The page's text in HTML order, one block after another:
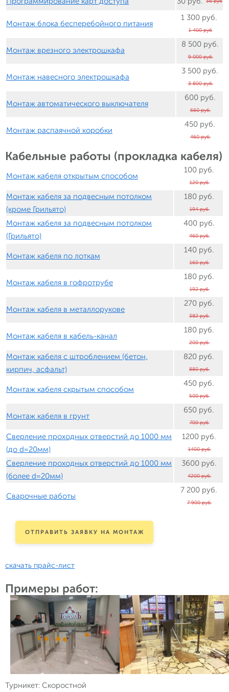
Монтаж блока бесперебойного питания
1 300 руб.
1 400 руб
Монтаж врезного электрошкафа
8 500 руб.
9 000 руб.
Монтаж навесного электрошкафа
3 500 руб.
3 800 руб.
Монтаж автоматического выключателя
600 руб.
660 руб.
Монтаж распаячной коробки
450 руб.
460 руб.
Кабельные работы (прокладка кабеля)
Монтаж кабеля открытым способом
100 руб.
120 руб.
Монтаж кабеля за подвесным потолком
(кроме Грильято)
180 руб.
194 руб.
Монтаж кабеля за подвесным потолком
(Грильято)
400 руб.
460 руб.
Монтаж кабеля по лоткам
140 руб.
160 руб.
Монтаж кабеля в гофротрубе
180 руб.
192 руб.
Монтаж кабеля в металлорукове
270 руб.
382 руб.
Монтаж кабеля в кабель-канал
180 руб.
200 руб.
Монтаж кабеля с штроблением (бетон,
кирпич, асфальт)
820 руб.
880 руб.
Монтаж кабеля скрытым способом
450 руб.
500 руб.
Монтаж кабеля в грунт
650 руб.
700 руб.
Сверление проходных отверстий до 1000 мм
(до d=20мм)
1200 руб.
1400 руб.
Сверление проходных отверстий до 1000 мм
(более d=20мм)
3600 руб.
4200 руб.
Сварочные работы
7 200 руб.
7 900 руб.
ОТПРАВИТЬ ЗАЯВКУ НА МОНТАЖ
скачать прайс-лист
Примеры работ:
Турникет: Скоростной